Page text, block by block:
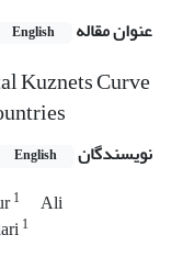
عنوان مقاله English
Kuznets Curve
نویسندگان English
1
Ali
1